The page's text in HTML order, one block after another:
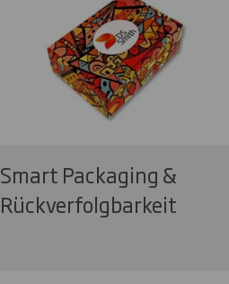
Smart Packaging &
Rückverfolgbarkeit